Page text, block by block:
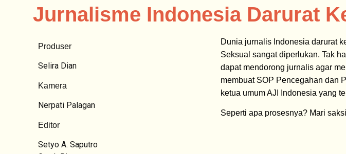
Jurnalisme Indonesia Darurat
Produser
Selira Dian
Kamera
Nerpati Palagan
Editor
Setyo A. Saputro
Dunia jurnalis Indonesia darurat
Seksual sangat diperlukan. Tak
dapat mendorong jurnalis agar
membuat SOP Pencegahan dan
ketua umum AJI Indonesia yang
Seperti apa prosesnya? Mari